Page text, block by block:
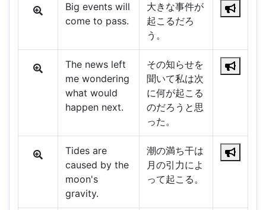
Big events will
come to pass.
大きな事件が
起こるだろ
う。
The news left
me wondering
what would
happen next.
その知らせを
聞いて私は次
に何が起こる
のだろうと思
った。
Tides are
caused by the
moon's
gravity.
潮の満ち干は
月の引力によ
って起こる。